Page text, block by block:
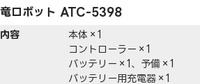
竜ロボット ATC-5398
容
本体×1
コントローラー×1
バッテリー×1、予備×1
バッテリー用充電器×1